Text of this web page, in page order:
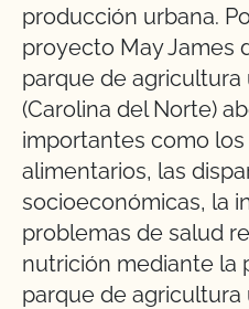
producción urbana.
proyecto May James
parque de
(Carolina del Norte)
importantes como
alimentarios, las
socioeconómicas, la
problemas de salud
nutrición mediante la
parque de agricultura